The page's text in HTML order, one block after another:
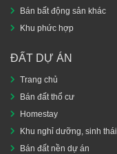
Bán bất động sản khác
Khu phức hợp
ĐẤT DỰ ÁN
Trang chủ
Bán đất thổ cư
Homestay
Khu nghỉ dưỡng, sinh thái
Bán đất nền dự án